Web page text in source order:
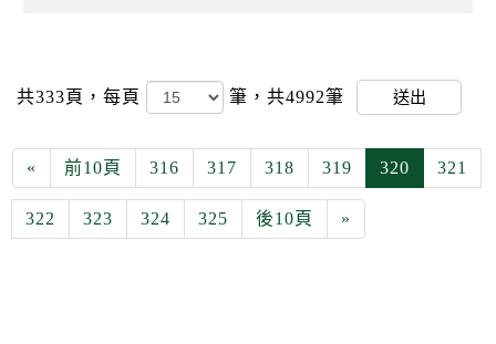
共333頁， 每頁 筆，共4992筆 送出
« 前10頁 316 317 318 319 320 321
322 323 324 325 後10頁 »